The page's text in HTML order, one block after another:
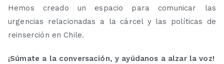
Hemos creado un espacio para comunicar las
urgencias relacionadas a la cárcel y las políticas de
reinserción en Chile.
¡Súmate a la conversación, y ayúdanos a alzar la voz!